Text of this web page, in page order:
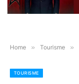
Home » Tourisme »
TOURISME